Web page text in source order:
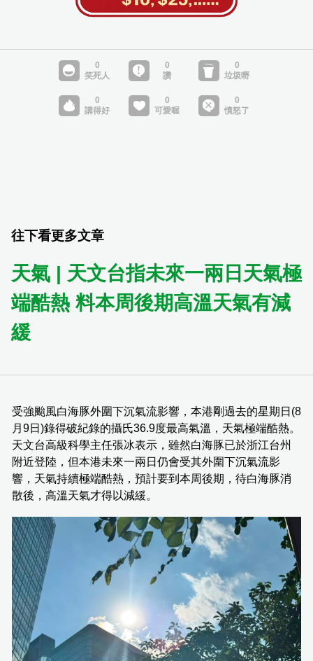
往下看更多文章
天氣 | 天文台指未來一兩日天氣極
端酷熱 料本周後期高溫天氣有減
緩
受強颱風白海豚外圍下沉氣流影響，本港剛過去的星期日(8
月9日)錄得破紀錄的攝氏36.9度最高氣溫，天氣極端酷熱。
天文台高級科學主任張冰表示，雖然白海豚已於浙江台州
附近登陸，但本港未來一兩日仍會受其外圍下沉氣流影
響，天氣持續極端酷熱，預計要到本周後期，待白海豚消
散後，高溫天氣才得以減緩。